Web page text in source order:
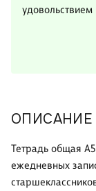
ОПИСАНИЕ
Тетрадь общая
ежедневных